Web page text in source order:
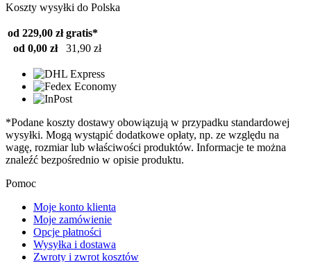
Koszty wysyłki do Polska
od 229,00 zł gratis*
od 0,00 zł
31,90 zł
*Podane koszty dostawy obowiązują w przypadku standardowej
wysyłki. Mogą wystąpić dodatkowe opłaty, np. ze względu na
wagę, rozmiar lub właściwości produktów. Informacje te można
znaleźć bezpośrednio w opisie produktu.
Pomoc
Moje konto klienta
Moje zamówienie
Opcje płatności
Wysyłka i dostawa
Zwroty i zwrot kosztów